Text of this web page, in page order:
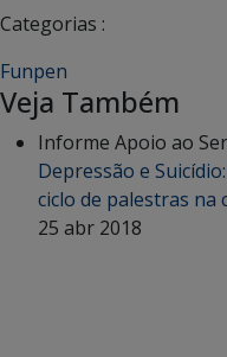
Categorias :
Funpen
Veja Também
Informe Apoio ao
Depressão e
ciclo de palestras na
25 abr 2018